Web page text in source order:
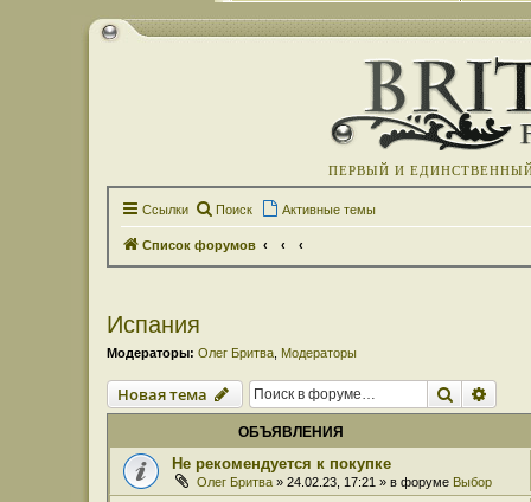
ПЕРВЫЙ И
Ссылки Поиск Активные темы
Список форумов
Испания
Модераторы: Олег Бритва Модераторы
Новая тема Поиск
ОБЪЯВЛЕНИЯ
Не рекомендуется к покупке
Олег Бритва » 24.02.23, 17:21 » в форуме Выбор